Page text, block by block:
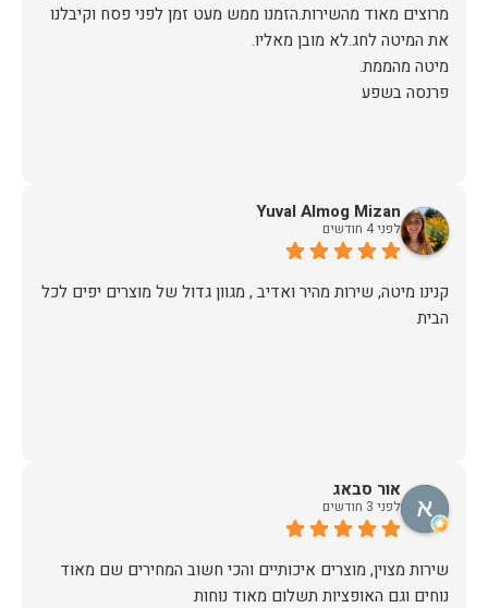
מרוצים מאוד מהשירות.הזמנו ממש מעט זמן לפני פסח וקיבלנו
פרנסה בשפע
Yuval Almog Mizan
לפני 4 חודשים
קנינו מיטה, שירות מהיר ואדיב , מגוון גדול של מוצרים יפים לכל
הבית
אור סבאג
לפני 3 חודשים
שירות מצוין, מוצרים איכותיים והכי חשוב המחירים שם מאוד